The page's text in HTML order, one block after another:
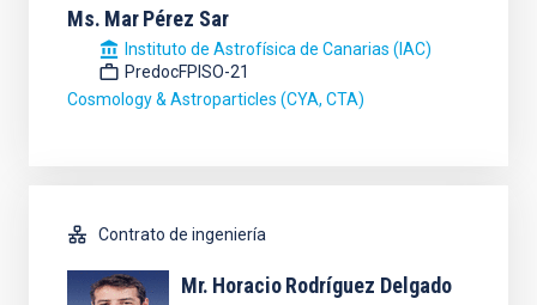
Ms. MarPérez Sar
Instituto de Astrofísica de Canarias (IAC)
PredocFPISO-21
Cosmology & Astroparticles (CYA, CTA)
Contrato de ingeniería
Mr. HoracioRodríguez Delgado